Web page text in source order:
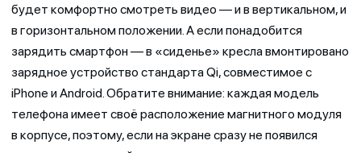
будет комфортно смотреть видео — и в вертикальном, и
в горизонтальном положении. А если понадобится
зарядить смартфон — в «сиденье» кресла вмонтировано
зарядное устройство стандарта Qi, совместимое с
iPhone и Android. Обратите внимание: каждая модель
телефона имеет своё расположение магнитного модуля
в корпусе, поэтому, если на экране сразу не появился